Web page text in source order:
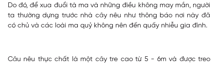
Do đó, để xua đuổi tà ma và những điều không may mắn, người
ta thường dựng trước nhà cây nêu như thông báo nơi này đã
có chủ và các loài ma quỷ không nên đến quấy nhiễu gia đình.
Câu nêu thực chất là một cây tre cao từ 5 - 6m và được treo